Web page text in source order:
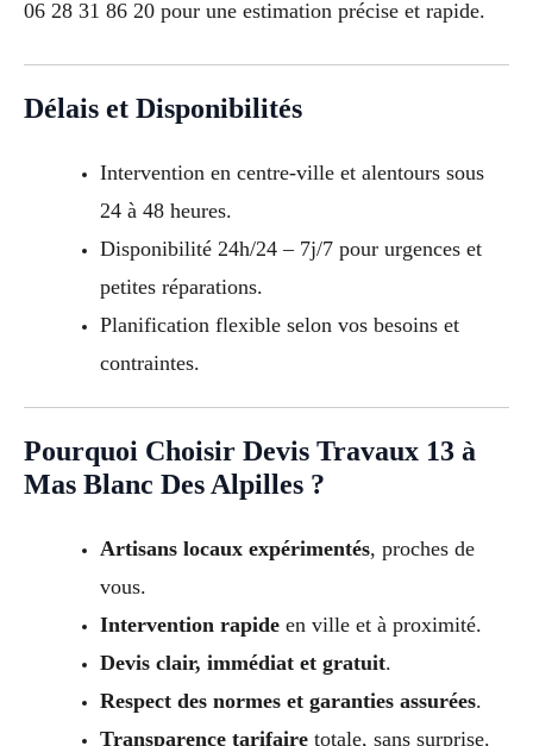
06 28 31 86 20 pour une estimation précise et rapide.
Délais et Disponibilités
Intervention en centre-ville et alentours sous
24 à 48 heures.
Disponibilité 24h/24 – 7j/7 pour urgences et
petites réparations.
Planification flexible selon vos besoins et
contraintes.
Pourquoi Choisir Devis Travaux 13 à
Mas Blanc Des Alpilles ?
Artisans locaux expérimentés, proches de
vous.
Intervention rapideen ville et à proximité.
Devis clair, immédiat et gratuit.
Respect des normes et garanties assurées.
Transparence tarifairetotale, sans surprise.